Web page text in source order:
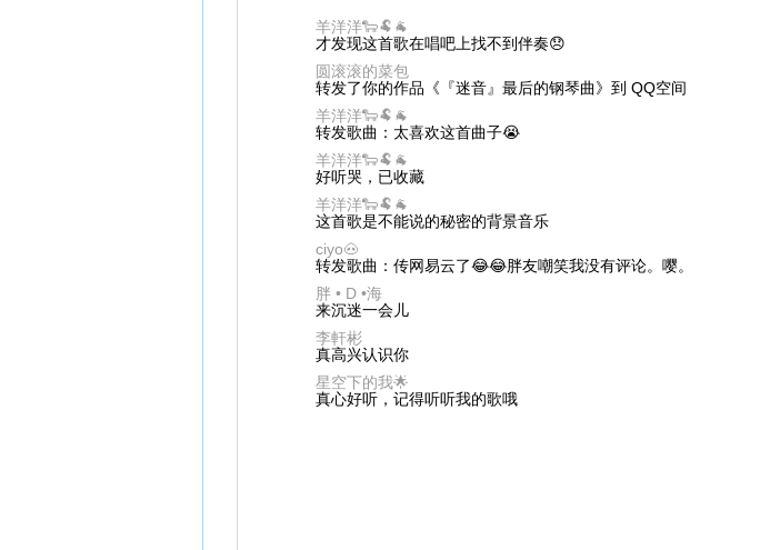
羊洋洋🐑🐏🐐
才发现这首歌在唱吧上找不到伴奏😞
圆滚滚的菜包
转发了你的作品《『迷音』最后的钢琴曲》到 QQ空间
羊洋洋🐑🐏🐐
转发歌曲：太喜欢这首曲子😭
羊洋洋🐑🐏🐐
好听哭，已收藏
羊洋洋🐑🐏🐐
这首歌是不能说的秘密的背景音乐
ciyo🐽
转发歌曲：传网易云了😂😂胖友嘲笑我没有评论。嘤。
胖 • D •海
来沉迷一会儿
李軒彬
真高兴认识你
星空下的我🌟
真心好听，记得听听我的歌哦